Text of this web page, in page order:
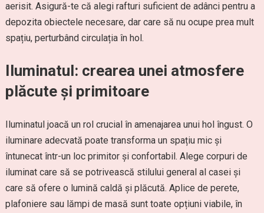
aerisit. Asigură-te că alegi rafturi suficient de adânci pentru a
depozita obiectele necesare, dar care să nu ocupe prea mult
spațiu, perturbând circulația în hol.
Iluminatul: crearea unei atmosfere
plăcute și primitoare
Iluminatul joacă un rol crucial în amenajarea unui hol îngust. O
iluminare adecvată poate transforma un spațiu mic și
întunecat într-un loc primitor și confortabil. Alege corpuri de
iluminat care să se potrivească stilului general al casei și
care să ofere o lumină caldă și plăcută. Aplice de perete,
plafoniere sau lămpi de masă sunt toate opțiuni viabile, în